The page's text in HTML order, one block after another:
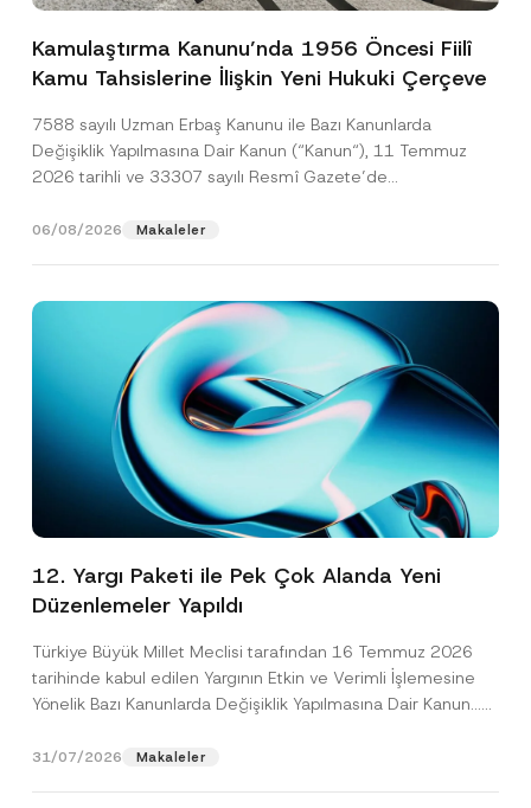
Kamulaştırma Kanunu’nda 1956 Öncesi Fiilî
Kamu Tahsislerine İlişkin Yeni Hukuki Çerçeve
7588 sayılı Uzman Erbaş Kanunu ile Bazı Kanunlarda
Değişiklik Yapılmasına Dair Kanun (“Kanun“), 11 Temmuz
2026 tarihli ve 33307 sayılı Resmî Gazete’de
06/08/2026 Makaleler
12. Yargı Paketi ile Pek Çok Alanda Yeni
Düzenlemeler Yapıldı
Türkiye Büyük Millet Meclisi tarafından 16 Temmuz 2026
tarihinde kabul edilen Yargının Etkin ve Verimli İşlemesine
Yönelik Bazı Kanunlarda Değişiklik Yapılmasına Dair Kanun...
31/07/2026 Makaleler